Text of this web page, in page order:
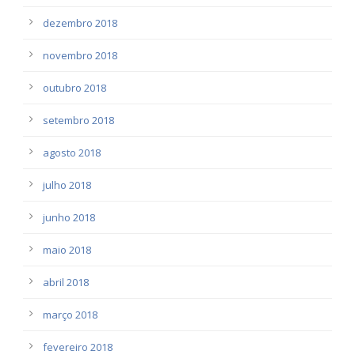
dezembro 2018
novembro 2018
outubro 2018
setembro 2018
agosto 2018
julho 2018
junho 2018
maio 2018
abril 2018
março 2018
fevereiro 2018